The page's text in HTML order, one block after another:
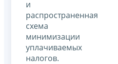
и
распространенная
схема
минимизации
уплачиваемых
налогов.